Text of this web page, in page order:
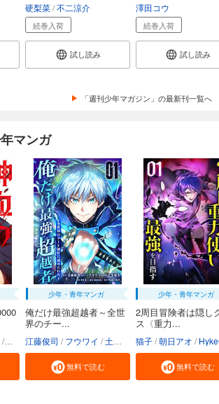
硬梨菜 不二涼介
続巻入荷
試し読み
澤田コウ
続巻入荷
試し読み
「週刊少年マガジン」の最新刊一覧へ
マンガ
Studio No.9
少年・青年マンガ
俺だけ最強超越者～全世
界のチー...
江藤俊司 フウワイ 土田健太 3rd Ie maruco
無料で読む
少年・青年マンガ
2周目冒険者は隠し
ス〈重力...
猫子 朝日アオ
無料で読む